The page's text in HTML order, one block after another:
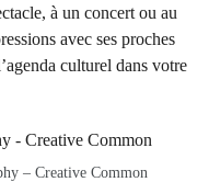
à un concert ou au
avec ses proches
culturel dans votre
– Creative Common